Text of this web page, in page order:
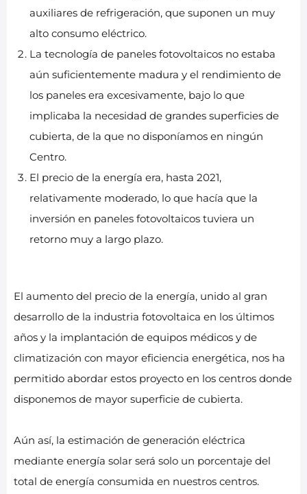
auxiliares de refrigeración, que suponen un muy
alto consumo eléctrico.
La tecnología de paneles fotovoltaicos no estaba
aún suficientemente madura y el rendimiento de
los paneles era excesivamente, bajo lo que
implicaba la necesidad de grandes superficies de
cubierta, de la que no disponíamos en ningún
Centro.
El precio de la energía era, hasta 2021,
relativamente moderado, lo que hacía que la
inversión en paneles fotovoltaicos tuviera un
retorno muy a largo plazo.
El aumento del precio de la energía, unido al gran
desarrollo de la industria fotovoltaica en los últimos
años y la implantación de equipos médicos y de
climatización con mayor eficiencia energética, nos ha
permitido abordar estos proyecto en los centros donde
disponemos de mayor superficie de cubierta.
Aún así, la estimación de generación eléctrica
mediante energía solar será solo un porcentaje del
total de energía consumida en nuestros centros.